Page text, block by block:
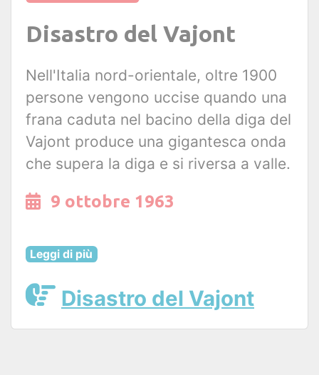
Disastro del Vajont
Nell'Italia nord-orientale, oltre 1900
persone vengono uccise quando una
frana caduta nel bacino della diga del
Vajont produce una gigantesca onda
che supera la diga e si riversa a valle.
9 ottobre 1963
Leggi di più
Disastro del Vajont